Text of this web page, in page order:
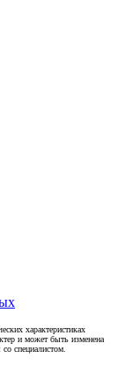
характеристиках
и может быть изменена
специалистом.